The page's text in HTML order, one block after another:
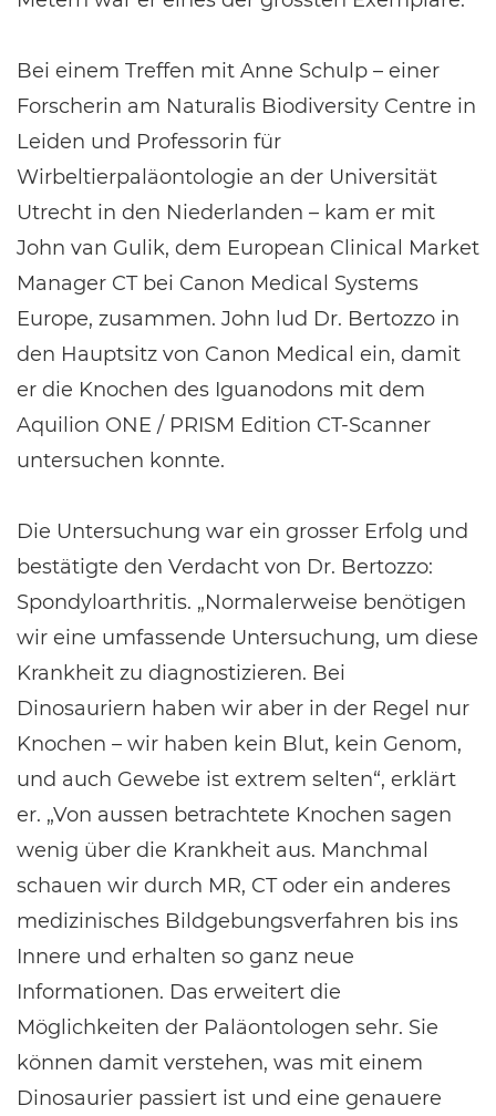
Bei einem Treffen mit Anne Schulp – einer
Forscherin am Naturalis Biodiversity Centre in
Leiden und Professorin für
Wirbeltierpaläontologie an der Universität
Utrecht in den Niederlanden – kam er mit
John van Gulik, dem European Clinical Market
Manager CT bei Canon Medical Systems
Europe, zusammen. John lud Dr. Bertozzo in
den Hauptsitz von Canon Medical ein, damit
er die Knochen des Iguanodons mit dem
Aquilion ONE / PRISM Edition CT-Scanner
untersuchen konnte.
Die Untersuchung war ein grosser Erfolg und
bestätigte den Verdacht von Dr. Bertozzo:
Spondyloarthritis. „Normalerweise benötigen
wir eine umfassende Untersuchung, um diese
Krankheit zu diagnostizieren. Bei
Dinosauriern haben wir aber in der Regel nur
Knochen – wir haben kein Blut, kein Genom,
und auch Gewebe ist extrem selten“, erklärt
er. „Von aussen betrachtete Knochen sagen
wenig über die Krankheit aus. Manchmal
schauen wir durch MR, CT oder ein anderes
medizinisches Bildgebungsverfahren bis ins
Innere und erhalten so ganz neue
Informationen. Das erweitert die
Möglichkeiten der Paläontologen sehr. Sie
können damit verstehen, was mit einem
Dinosaurier passiert ist und eine genauere